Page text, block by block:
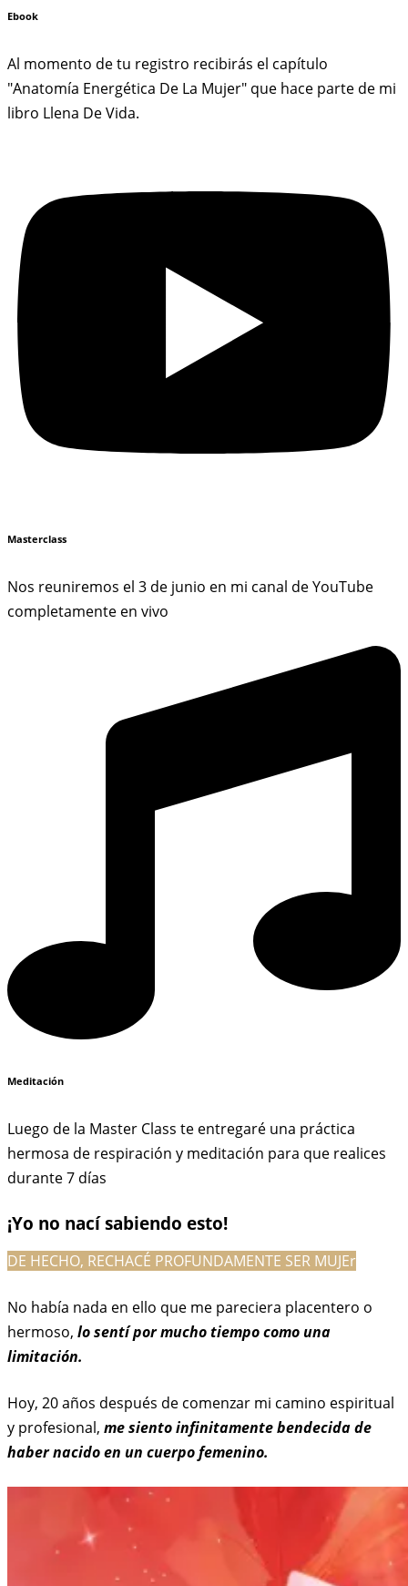
Ebook
Al momento de tu registro recibirás el capítulo
"Anatomía Energética De La Mujer" que hace parte de mi
libro Llena De Vida.
Masterclass
Nos reuniremos el 3 de junio en mi canal de YouTube
completamente en vivo
Meditación
Luego de la Master Class te entregaré una práctica
hermosa de respiración y meditación para que realices
durante 7 días
¡Yo no nací sabiendo esto!
DE HECHO, RECHACÉ PROFUNDAMENTE SER MUJEr
No había nada en ello que me pareciera placentero o
hermoso, lo sentí por mucho tiempo como una
limitación.
Hoy, 20 años después de comenzar mi camino espiritual
y profesional, me siento infinitamente bendecida de
haber nacido en un cuerpo femenino.